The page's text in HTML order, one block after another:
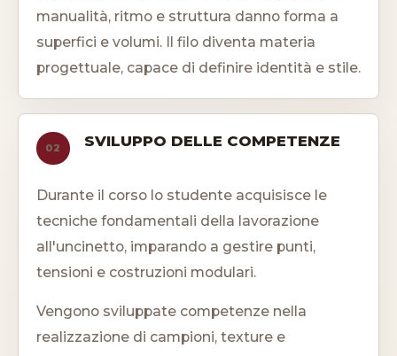
manualità, ritmo e struttura danno forma a
superfici e volumi. Il filo diventa materia
progettuale, capace di definire identità e stile.
02 SVILUPPO DELLE COMPETENZE
Durante il corso lo studente acquisisce le
tecniche fondamentali della lavorazione
all'uncinetto, imparando a gestire punti,
tensioni e costruzioni modulari.
Vengono sviluppate competenze nella
realizzazione di campioni, texture e